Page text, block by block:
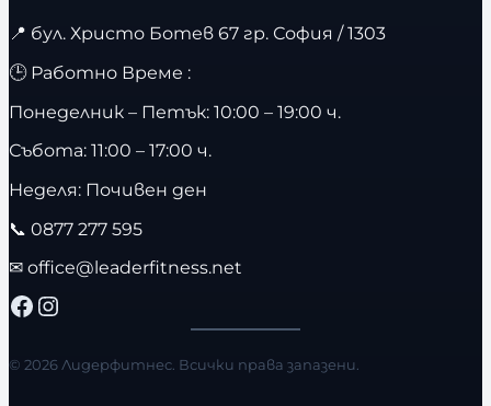
📍 бул. Христо Ботев 67 гр. София / 1303
🕒 Работно Време :
Понеделник – Петък: 10:00 – 19:00 ч.
Събота: 11:00 – 17:00 ч.
Неделя: Почивен ден
📞 0877 277 595
✉ office@leaderfitness.net
Facebook Instagram
© 2026 Лидерфитнес. Всички права запазени.